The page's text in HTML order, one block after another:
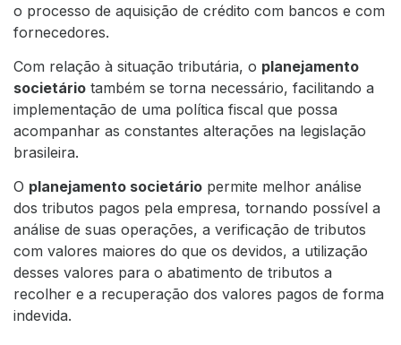
o processo de aquisição de crédito com bancos e com
fornecedores.
Com relação à situação tributária, o planejamento
societário também se torna necessário, facilitando a
implementação de uma política fiscal que possa
acompanhar as constantes alterações na legislação
brasileira.
O planejamento societário permite melhor análise
dos tributos pagos pela empresa, tornando possível a
análise de suas operações, a verificação de tributos
com valores maiores do que os devidos, a utilização
desses valores para o abatimento de tributos a
recolher e a recuperação dos valores pagos de forma
indevida.